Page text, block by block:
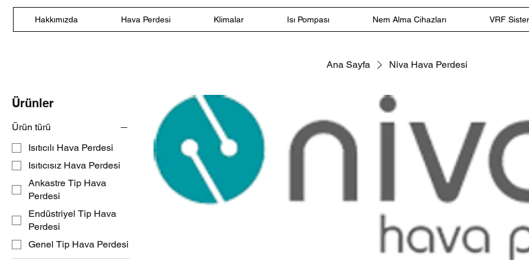
Hakkımızda Hava Perdesi Klimalar Isı Pompası Nem Alma Cihazları VRF
Ana Sayfa Niva Hava Perdesi
Ürünler
Ürün türü
Isıtıcılı Hava Perdesi
Isıtıcısız Hava Perdesi
Ankastre Tip Hava
Perdesi
Endüstriyel Tip Hava
Perdesi
Genel Tip Hava Perdesi